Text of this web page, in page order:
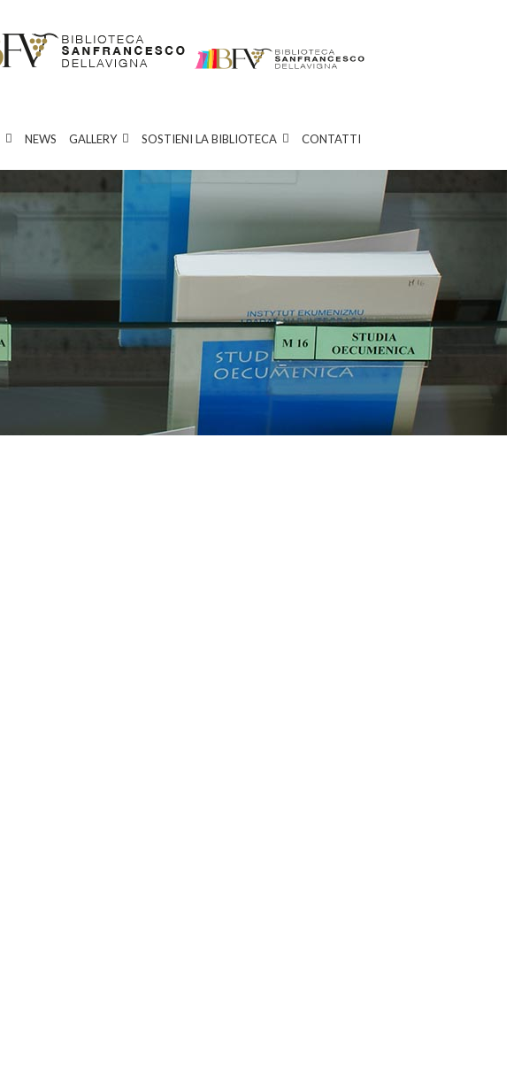
NEWS GALLERY SOSTIENI LA BIBLIOTECA CONTATTI